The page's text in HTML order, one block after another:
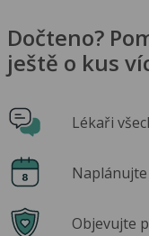
Dočteno?
ještě o kus
Lékaři
Objevujte